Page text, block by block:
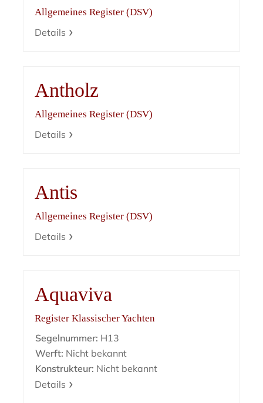
Allgemeines Register (DSV)
Details
Antholz
Allgemeines Register (DSV)
Details
Antis
Allgemeines Register (DSV)
Details
Aquaviva
Register Klassischer Yachten
Segelnummer: H13
Werft: Nicht bekannt
Konstrukteur: Nicht bekannt
Details